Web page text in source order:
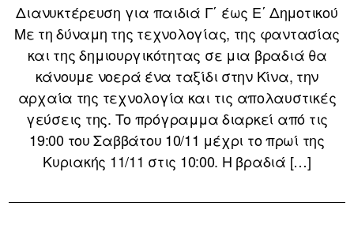
Διανυκτέρευση για παιδιά Γ΄ έως Ε΄ Δημοτικού
Με τη δύναμη της τεχνολογίας, της φαντασίας
και της δημιουργικότητας σε μια βραδιά θα
κάνουμε νοερά ένα ταξίδι στην Κίνα, την
αρχαία της τεχνολογία και τις απολαυστικές
γεύσεις της. Το πρόγραμμα διαρκεί από τις
19:00 του Σαββάτου 10/11 μέχρι το πρωί της
Κυριακής 11/11 στις 10:00. Η βραδιά […]